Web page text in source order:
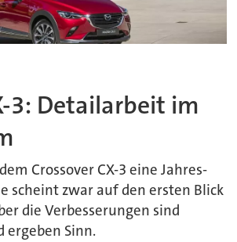
3: Detailarbeit im
Crossover CX-3 eine Jahres-
scheint zwar auf den ersten Blick
die Verbesserungen sind
ergeben Sinn.